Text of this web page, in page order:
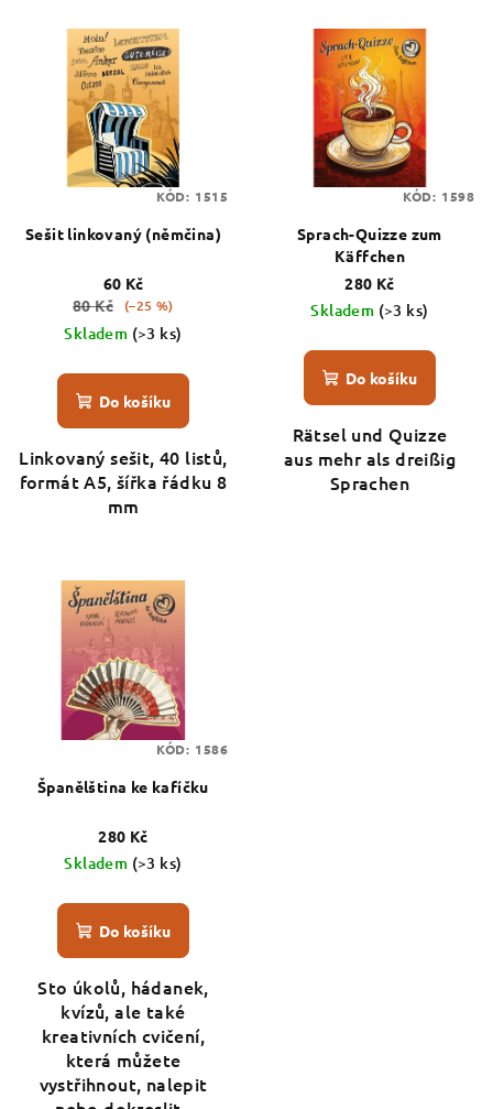
Sešit linkovaný (němčina)
60 Kč
80 Kč
(–25 %)
Skladem (>3 ks)
Do košíku
Linkovaný sešit, 40 listů,
formát A5, šířka řádku 8
mm
KÓD: 1515
Sprach-Quizze zum
Käffchen
280 Kč
Skladem (>3 ks)
Do košíku
Rätsel und Quizze
aus mehr als dreißig
Sprachen
KÓD: 1598
Španělština ke kafíčku
280 Kč
Skladem (>3 ks)
Do košíku
Sto úkolů, hádanek,
kvízů, ale také
kreativních cvičení,
která můžete
vystřihnout, nalepit
KÓD: 1586